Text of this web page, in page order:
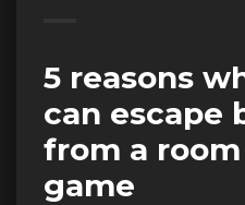
5 reasons
can escape
from a
game